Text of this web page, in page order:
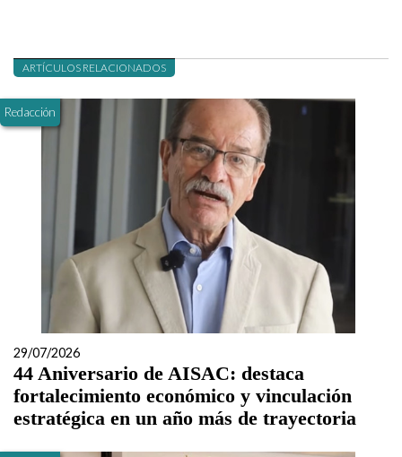
ARTÍCULOS RELACIONADOS
Redacción
29/07/2026
44 Aniversario de AISAC: destaca
fortalecimiento económico y vinculación
estratégica en un año más de trayectoria